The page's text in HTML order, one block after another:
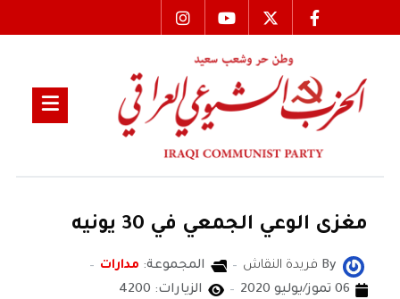
مغزى الوعي الجمعي في 30 يونيه
By فريدة النقاش المجموعة: مدارات
06 تموز/يوليو 2020
الزيارات: 4200